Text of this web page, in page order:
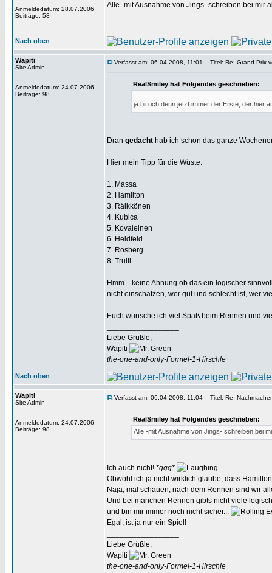
Anmeldedatum: 28.07.2006
Beiträge: 58
Alle -mit Ausnahme von Jings- schreiben bei mir
Nach oben
Wapiti
Site Admin
Anmeldedatum: 24.07.2006
Beiträge: 98
Verfasst am: 06.04.2008, 11:01 Titel: Re: Grand Prix
RealSmiley hat Folgendes geschrieben:
ja bin ich denn jetzt immer der Erste, der hier
Dran gedacht hab ich schon das ganze
Hier mein Tipp für die Wüste:
1. Massa
2. Hamilton
3. Räikkönen
4. Kubica
5. Kovaleinen
6. Heidfeld
7. Rosberg
8. Trulli
Hmm... keine Ahnung ob das ein logischer
nicht einschätzen, wer gut und schlecht ist, wer
Euch wünsche ich viel Spaß beim Rennen und
Liebe Grüßle,
Wapiti
the-one-and-only-Formel-1-Hirschle
Nach oben
Wapiti
Site Admin
Anmeldedatum: 24.07.2006
Beiträge: 98
Verfasst am: 06.04.2008, 11:04 Titel: Re:
RealSmiley hat Folgendes geschrieben:
Alle -mit Ausnahme von Jings- schreiben bei
Ich auch nicht! *ggg*
Obwohl ich ja nicht wirklich glaube, dass
Naja, mal schauen, nach dem Rennen sind wir
Und bei manchen Rennen gibts nicht viele
und bin mir immer noch nicht sicher...
Egal, ist ja nur ein Spiel!
Liebe Grüßle,
Wapiti
the-one-and-only-Formel-1-Hirschle